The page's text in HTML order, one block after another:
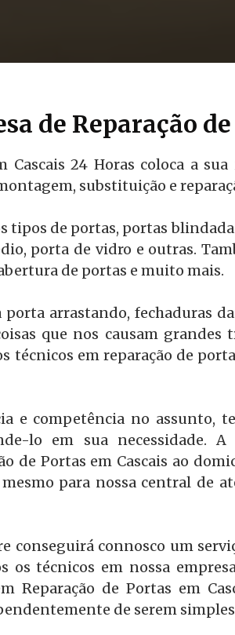
de Reparação
Cascais 24 Horas coloca a
substituição e
tipos de portas, portas
porta de vidro e outras.
de portas e muito mais.
porta arrastando, fechaduras
que nos causam
técnicos em reparação de
e competência no assunto,
lo em sua necessidade.
de Portas em Cascais ao
para nossa central de
conseguirá connosco um
os técnicos em nossa
Reparação de Portas em
de serem